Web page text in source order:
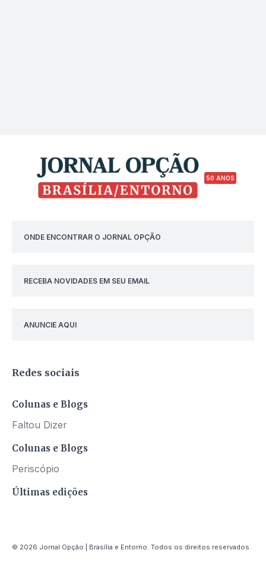
50 ANOS
ONDE ENCONTRAR O JORNAL OPÇÃO
RECEBA NOVIDADES EM SEU EMAIL
ANUNCIE AQUI
Redes sociais
Colunas e Blogs
Faltou Dizer
Colunas e Blogs
Periscópio
Últimas edições
© 2026 Jornal Opção | Brasília e Entorno. Todos os direitos reservados.